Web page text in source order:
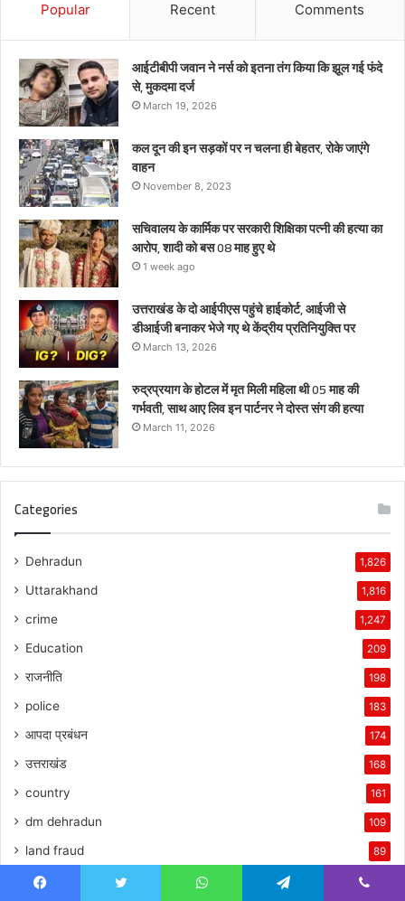
लिव
पार्टनर
दोस्त
Popular Recent Comments
आईटीबीपी जवान ने नर्स को इतना तंग किया कि झूल गई फंदे
से, मुकदमा दर्ज
March 19, 2026
कल दून की इन सड़कों पर न चलना ही बेहतर, रोके जाएंगे
वाहन
November 8, 2023
सचिवालय के कार्मिक पर सरकारी शिक्षिका पत्नी की हत्या का
आरोप, शादी को बस 08 माह हुए थे
1 week ago
उत्तराखंड के दो आईपीएस पहुंचे हाईकोर्ट, आईजी से
डीआईजी बनाकर भेजे गए थे केंद्रीय प्रतिनियुक्ति पर
March 13, 2026
रुद्रप्रयाग के होटल में मृत मिली महिला थी 05 माह की
गर्भवती, साथ आए लिव इन पार्टनर ने दोस्त संग की हत्या
March 11, 2026
Categories
Dehradun 1,826
Uttarakhand 1,816
crime 1,247
Education 209
राजनीति 198
police 183
आपदा प्रबंधन 174
उत्तराखंड 168
country 161
dm dehradun 109
land fraud 89
सामाजिक